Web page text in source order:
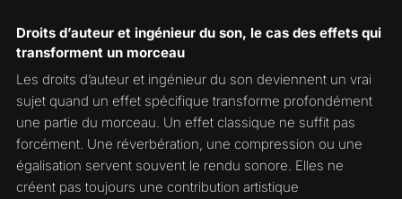
Droits d’auteur et ingénieur du son, le cas des effets qui
transforment un morceau
Les droits d’auteur et ingénieur du son deviennent un vrai
sujet quand un effet spécifique transforme profondément
une partie du morceau. Un effet classique ne suffit pas
forcément. Une réverbération, une compression ou une
égalisation servent souvent le rendu sonore. Elles ne
créent pas toujours une contribution artistique